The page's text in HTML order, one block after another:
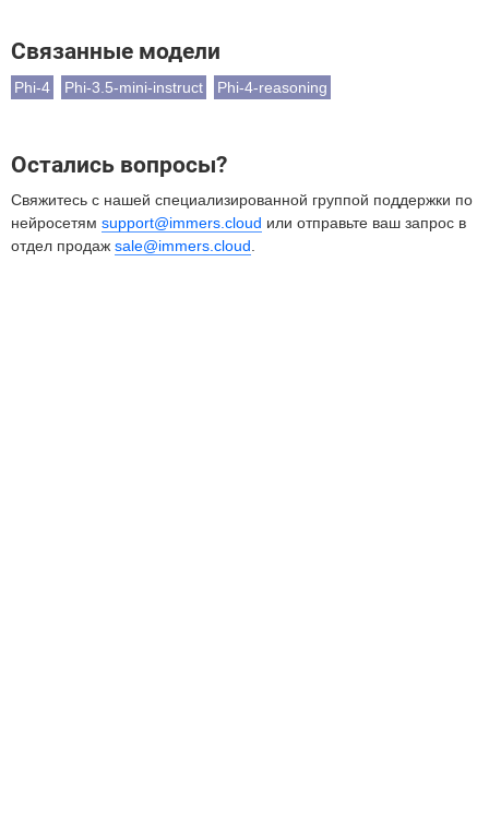
Связанные модели
Phi-4 Phi-3.5-mini-instruct Phi-4-reasoning
Остались вопросы?
Свяжитесь с нашей специализированной группой поддержки по
нейросетям support@immers.cloud или отправьте ваш запрос в
отдел продаж sale@immers.cloud